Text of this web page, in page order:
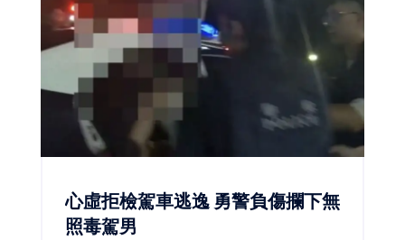
心虛拒檢駕車逃逸 勇警負傷攔下無
照毒駕男